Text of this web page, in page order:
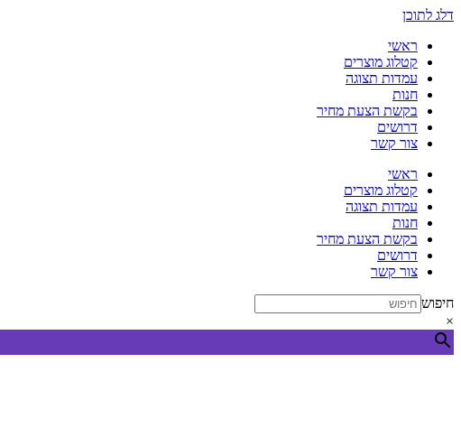
דלג לתוכן
ראשי
קטלוג מוצרים
עמדות תצוגה
חנות
בקשת הצעת מחיר
דרושים
צור קשר
ראשי
קטלוג מוצרים
עמדות תצוגה
חנות
בקשת הצעת מחיר
דרושים
צור קשר
חיפוש
×